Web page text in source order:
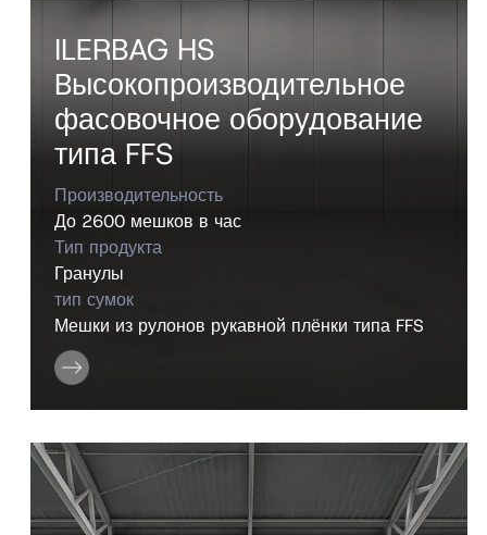
ILERBAG HS
Bысокопроизводительное
фасовочное оборудование
типа FFS
Производительность
До 2600 мешков в час
Тип продукта
Гранулы
тип сумок
Мешки из рулонов рукавной плёнки типа FFS